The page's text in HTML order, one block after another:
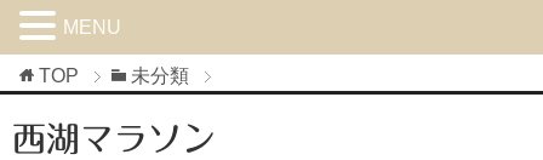
TOP 未分類
西湖マラソン
MENU